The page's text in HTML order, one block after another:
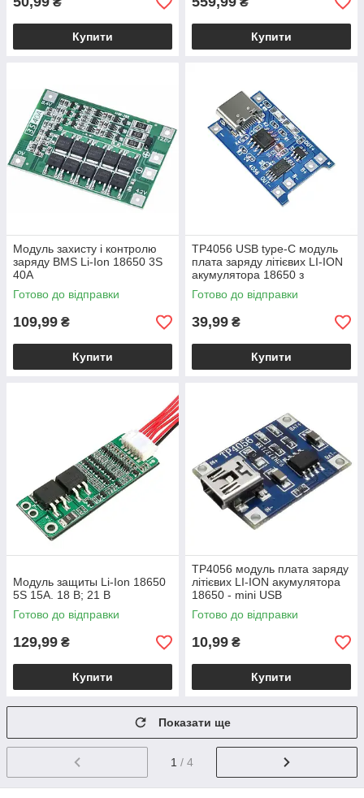
Купити Купити
Модуль захисту і контролю
заряду BMS Li-Ion 18650 3S
40A
Готово до відправки
109,99 ₴
Купити
TP4056 USB type-C модуль
плата заряду літієвих LI-ION
акумулятора 18650 з
захистом
Готово до відправки
39,99 ₴
Купити
Модуль защиты Li-Ion 18650
5S 15A. 18 В; 21 В
Готово до відправки
129,99 ₴
Купити
TP4056 модуль плата заряду
літієвих LI-ION акумулятора
18650 - mini USB
Готово до відправки
10,99 ₴
Купити
Показати ще
1 / 4